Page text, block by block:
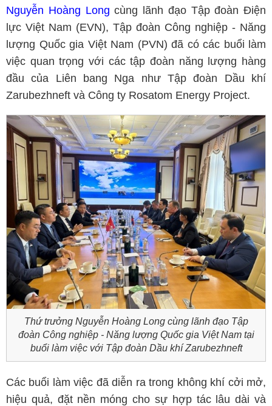
Nguyễn Hoàng Long cùng lãnh đạo Tập đoàn Điện
lực Việt Nam (EVN), Tập đoàn Công nghiệp - Năng
lượng Quốc gia Việt Nam (PVN) đã có các buổi làm
việc quan trọng với các tập đoàn năng lượng hàng
đầu của Liên bang Nga như Tập đoàn Dầu khí
Zarubezhneft và Công ty Rosatom Energy Project.
Thứ trưởng Nguyễn Hoàng Long cùng lãnh đạo Tập
đoàn Công nghiệp - Năng lượng Quốc gia Việt Nam tại
buổi làm việc với Tập đoàn Dầu khí Zarubezhneft
Các buổi làm việc đã diễn ra trong không khí cởi mở,
hiệu quả, đặt nền móng cho sự hợp tác lâu dài và